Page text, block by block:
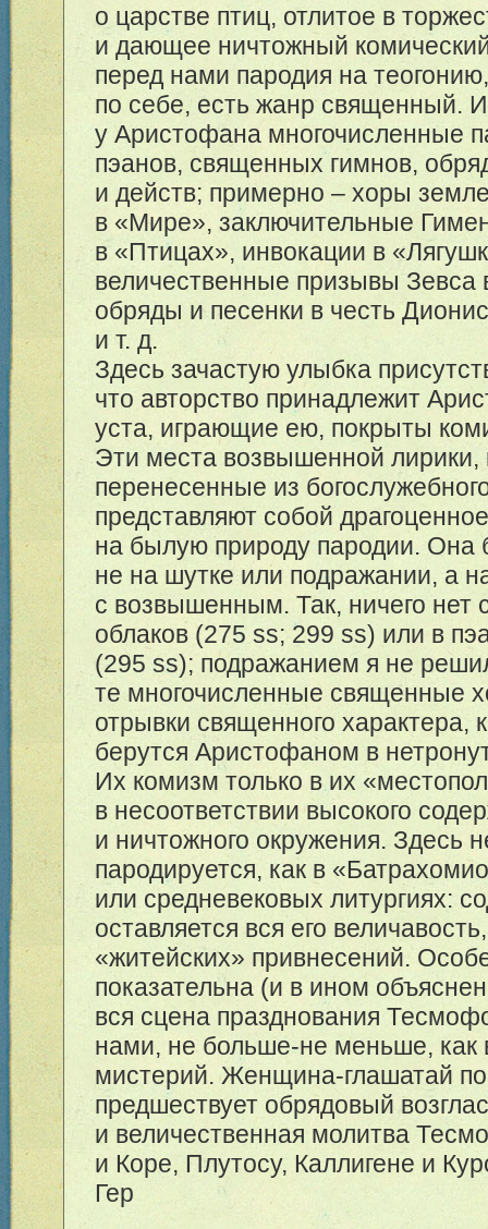
о царстве птиц, отлитое в
и дающее ничтожный
перед нами пародия на
по себе, есть жанр священный.
у Аристофана многочисленные
пэанов, священных гимнов,
и действ; примерно – хоры
в «Мире», заключительные
в «Птицах», инвокации в
величественные призывы Зевса
обряды и песенки в честь
и т. д.
Здесь зачастую улыбка
что авторство принадлежит
уста, играющие ею, покрыты
Эти места возвышенной лирики,
перенесенные из
представляют собой
на былую природу пародии. Она
не на шутке или подражании, а
с возвышенным. Так, ничего нет
облаков (275 ss; 299 ss) или в
(295 ss); подражанием я не
те многочисленные священные
отрывки священного характера,
берутся Аристофаном в
Их комизм только в их
в несоответствии высокого
и ничтожного окружения. Здесь
пародируется, как в
или средневековых литургиях:
оставляется вся его
«житейских» привнесений.
показательна (и в ином
вся сцена празднования
нами, не больше-не меньше, как
мистерий. Женщина-глашатай
предшествует обрядовый
и величественная молитва
и Коре, Плутосу, Каллигене и
Гер